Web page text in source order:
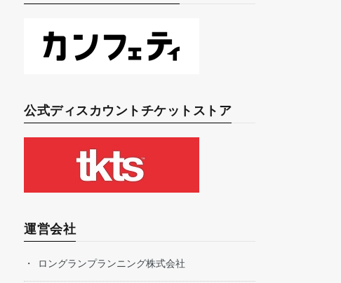
公式ディスカウントチケットストア
運営会社
ロングランプランニング株式会社